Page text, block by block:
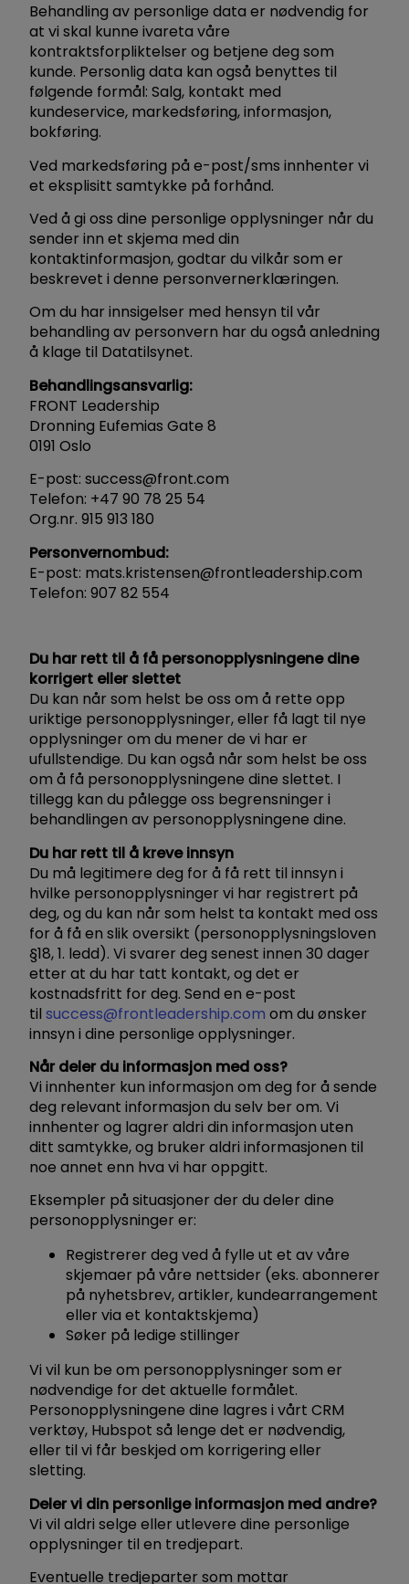
Behandling av personlige data er nødvendig for
at vi skal kunne ivareta våre
kontraktsforpliktelser og betjene deg som
kunde. Personlig data kan også benyttes til
følgende formål: Salg, kontakt med
kundeservice, markedsføring, informasjon,
bokføring.
Ved markedsføring på e-post/sms innhenter vi
et eksplisitt samtykke på forhånd.
Ved å gi oss dine personlige opplysninger når du
sender inn et skjema med din
kontaktinformasjon, godtar du vilkår som er
beskrevet i denne personvernerklæringen.
Om du har innsigelser med hensyn til vår
behandling av personvern har du også anledning
å klage til Datatilsynet.
Behandlingsansvarlig:
FRONT Leadership
Dronning Eufemias Gate 8
0191 Oslo
E-post: success@front.com
Telefon: +47 90 78 25 54
Org.nr. 915 913 180
Personvernombud:
E-post: mats.kristensen@frontleadership.com
Telefon: 907 82 554
Du har rett til å få personopplysningene dine
korrigert eller slettet
Du kan når som helst be oss om å rette opp
uriktige personopplysninger, eller få lagt til nye
opplysninger om du mener de vi har er
ufullstendige. Du kan også når som helst be oss
om å få personopplysningene dine slettet. I
tillegg kan du pålegge oss begrensninger i
behandlingen av personopplysningene dine.
Du har rett til å kreve innsyn
Du må legitimere deg for å få rett til innsyn i
hvilke personopplysninger vi har registrert på
deg, og du kan når som helst ta kontakt med oss
for å få en slik oversikt (personopplysningsloven
§18, 1. ledd). Vi svarer deg senest innen 30 dager
etter at du har tatt kontakt, og det er
kostnadsfritt for deg. Send en e-post
til success@frontleadership.com om du ønsker
innsyn i dine personlige opplysninger.
Når deler du informasjon med oss?
Vi innhenter kun informasjon om deg for å sende
deg relevant informasjon du selv ber om. Vi
innhenter og lagrer aldri din informasjon uten
ditt samtykke, og bruker aldri informasjonen til
noe annet enn hva vi har oppgitt.
Eksempler på situasjoner der du deler dine
personopplysninger er:
Registrerer deg ved å fylle ut et av våre
skjemaer på våre nettsider (eks. abonnerer
på nyhetsbrev, artikler, kundearrangement
eller via et kontaktskjema)
Søker på ledige stillinger
Vi vil kun be om personopplysninger som er
nødvendige for det aktuelle formålet.
Personopplysningene dine lagres i vårt CRM
verktøy, Hubspot så lenge det er nødvendig,
eller til vi får beskjed om korrigering eller
sletting.
Deler vi din personlige informasjon med andre?
Vi vil aldri selge eller utlevere dine personlige
opplysninger til en tredjepart.
Eventuelle tredjeparter som mottar